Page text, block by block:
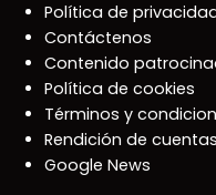
Política de
Contáctenos
Contenido
Política de cookies
Términos y
Rendición de
Google News